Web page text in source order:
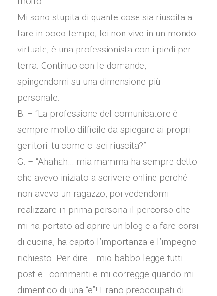
Mi sono stupita di quante cose sia riuscita a
fare in poco tempo, lei non vive in un mondo
virtuale, è una professionista con i piedi per
terra. Continuo con le domande,
spingendomi su una dimensione più
personale.
B: – “La professione del comunicatore è
sempre molto difficile da spiegare ai propri
genitori: tu come ci sei riuscita?”
G: – “Ahahah… mia mamma ha sempre detto
che avevo iniziato a scrivere online perché
non avevo un ragazzo, poi vedendomi
realizzare in prima persona il percorso che
mi ha portato ad aprire un blog e a fare corsi
di cucina, ha capito l’importanza e l’impegno
richiesto. Per dire… mio babbo legge tutti i
post e i commenti e mi corregge quando mi
dimentico di una “e”! Erano preoccupati di